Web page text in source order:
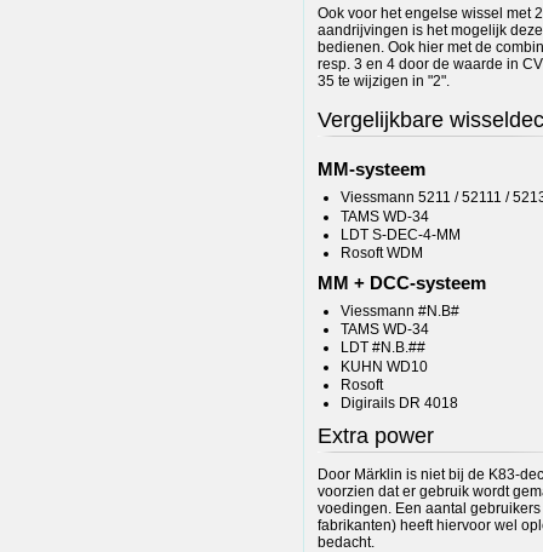
Ook voor het engelse wissel met 2
aandrijvingen is het mogelijk
bedienen. Ook hier met de
resp. 3 en 4 door de waarde in
35 te wijzigen in "2".
Vergelijkbare
MM-systeem
Viessmann 5211 / 52111 /
TAMS WD-34
LDT S-DEC-4-MM
Rosoft WDM
MM + DCC-systeem
Viessmann #N.B#
TAMS WD-34
LDT #N.B.##
KUHN WD10
Rosoft
Digirails DR 4018
Extra power
Door Märklin is niet bij de K83-
voorzien dat er gebruik wordt
voedingen. Een aantal
fabrikanten) heeft hiervoor wel
bedacht.